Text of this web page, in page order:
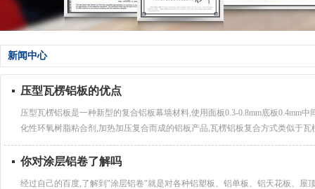
新闻中心
压型瓦楞铝板的优点
压型瓦楞铝板是一种新型的复合铝板幕墙材料,使用面板0.3-0.8mm底板0.4mm
化性环氧树脂粘合剂,加热加压复合而成的铝板产品,瓦楞铝板复合方式类似于
你对涂层铝卷了解吗
经过自己的百度,了解到"涂层铝卷"就是对各种铝塑板、铝单板、铝天花板、屋